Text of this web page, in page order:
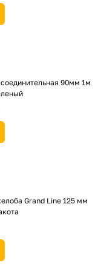
90мм 1м
Grand Line 125 мм